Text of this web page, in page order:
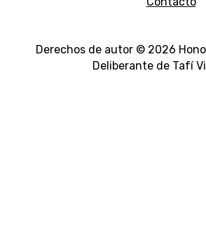
Derechos de autor © 2026
Deliberante de Tafí